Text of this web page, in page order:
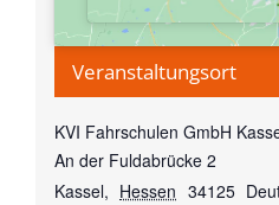
Veranstaltungsort
KVI Fahrschulen GmbH
An der Fuldabrücke 2
Kassel, Hessen 34125